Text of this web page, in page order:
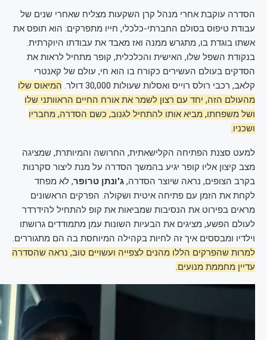
הסדרה עוקבת אחרי מנהל קרן השקעות מצליח שאחרי שנים של
עבודת טיפוס בסולם החברתי-כלכלי, חייו מתפרקים: הוא תופס את
אשתו בוגדת בו, מתגרש ממנה ואז מאבד את עבודתו היוקרתית.
בנקודת השפל שלו, האישית והכלכלית, קופר מתחיל לראות את
הסדקים בעולם העשירים כקורח בו הוא חי, עולם של קאנטרי
קלאב, רכבי רולס רוייס ואסלות שעולות 30,000 דולר.
המיאוס שלו
מהעולם הזה, יחד עם רצון לשמר את אורח החיים הראוותני שלו
ושל משפחתו, מביא אותו להתחיל לגנוב, כשם הסדרה, מחבריו
ושכניו.
למעט סצנת הפתיחה הקלישאתית, החרושה והמיותרת, שמציגה
מצב קיצון אליו קופר יגיע בהמשך הסדרה על מנת ליצור סקרנות
בקרב הצופים, נראה שיוצר הסדרה, ג'ונתן טרופר, לא מפחד
לקחת את הזמן עם פתיחה איטית ושקולה. הפרקים הראשונים
מראים בפירוט את הנסיבות שמביאות את קופ להתחיל להידרדר
לעולם הפשע, מציגים את הבעיות השונות עמן מתמודדים גרושתו
וילדיו ומבססים איך זה לחיות בקהילה המיוחסת בה הם מתגוררים.
למרות שהפרקים הללו מהנים לצפייה ועשויים טוב, נראה שהסדרה
עדיין מחממת מנועים.